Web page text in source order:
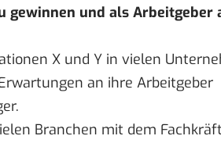
und als Arbeitgeber
X und Y in vielen
an ihre Arbeitgeber
Branchen mit dem